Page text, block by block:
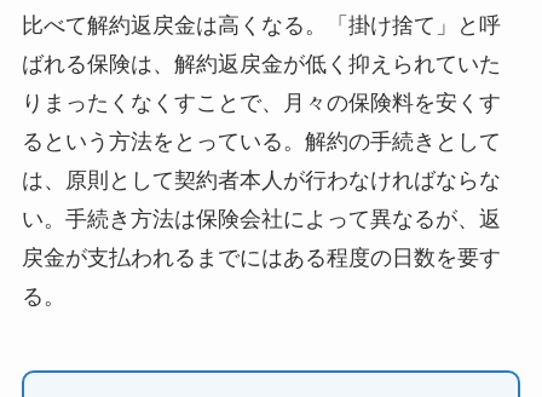
比べて解約返戻金は高くなる。「掛け捨て」と呼
ばれる保険は、解約返戻金が低く抑えられていた
りまったくなくすことで、月々の保険料を安くす
るという方法をとっている。解約の手続きとして
は、原則として契約者本人が行わなければならな
い。手続き方法は保険会社によって異なるが、返
戻金が支払われるまでにはある程度の日数を要す
る。